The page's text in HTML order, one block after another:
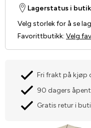
Lagerstatus i
Velg storlek for å se
Favorittbutikk: Velg
Fri frakt på kjøp
90 dagers
Gratis retur i